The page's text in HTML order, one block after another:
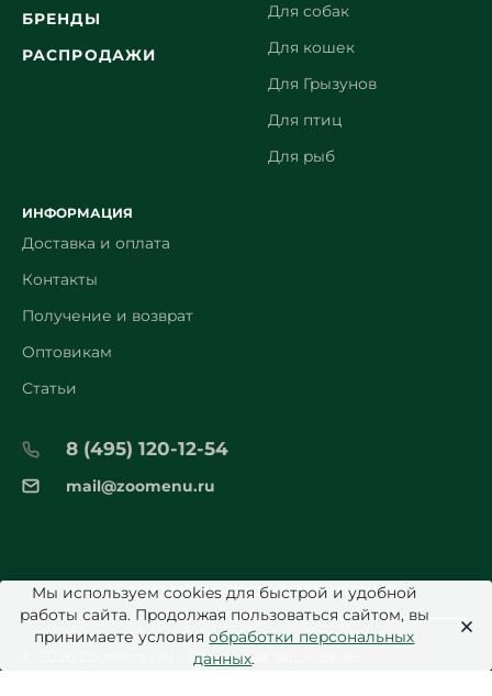
БРЕНДЫ
РАСПРОДАЖИ
Для собак
Для кошек
Для Грызунов
Для птиц
Для рыб
ИНФОРМАЦИЯ
Доставка и оплата
Контакты
Получение и возврат
Оптовикам
Статьи
8 (495) 120-12-54
mail@zoomenu.ru
Политика Конфиденциальности
© 2026 Zoomenu.ru - Все права защищены.
Мы используем cookies для быстрой и удобной
работы сайта. Продолжая пользоваться сайтом, вы
принимаете условияобработки персональных
данных.